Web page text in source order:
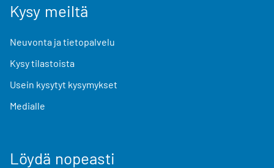
Kysy meiltä
Neuvonta ja tietopalvelu
Kysy tilastoista
Usein kysytyt kysymykset
Medialle
Löydä nopeasti